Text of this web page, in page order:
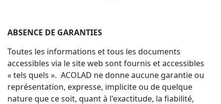
ABSENCE DE GARANTIES
Toutes les informations et tous les documents
accessibles via le site web sont fournis et accessibles
« tels quels ». ACOLAD ne donne aucune garantie ou
représentation, expresse, implicite ou de quelque
nature que ce soit, quant à l'exactitude, la fiabilité,